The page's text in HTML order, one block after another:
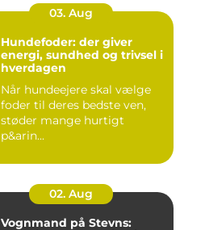
03. Aug
Hundefoder: der giver
energi, sundhed og trivsel i
hverdagen
Når hundeejere skal vælge
foder til deres bedste ven,
støder mange hurtigt
p&arin...
02. Aug
Vognmand på Stevns: